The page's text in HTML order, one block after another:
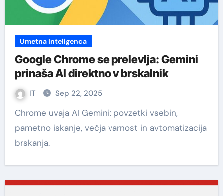
Umetna Inteligenca
Google Chrome se prelevlja: Gemini
prinaša AI direktno v brskalnik
IT Sep 22, 2025
Chrome uvaja AI Gemini: povzetki vsebin,
pametno iskanje, večja varnost in avtomatizacija
brskanja.